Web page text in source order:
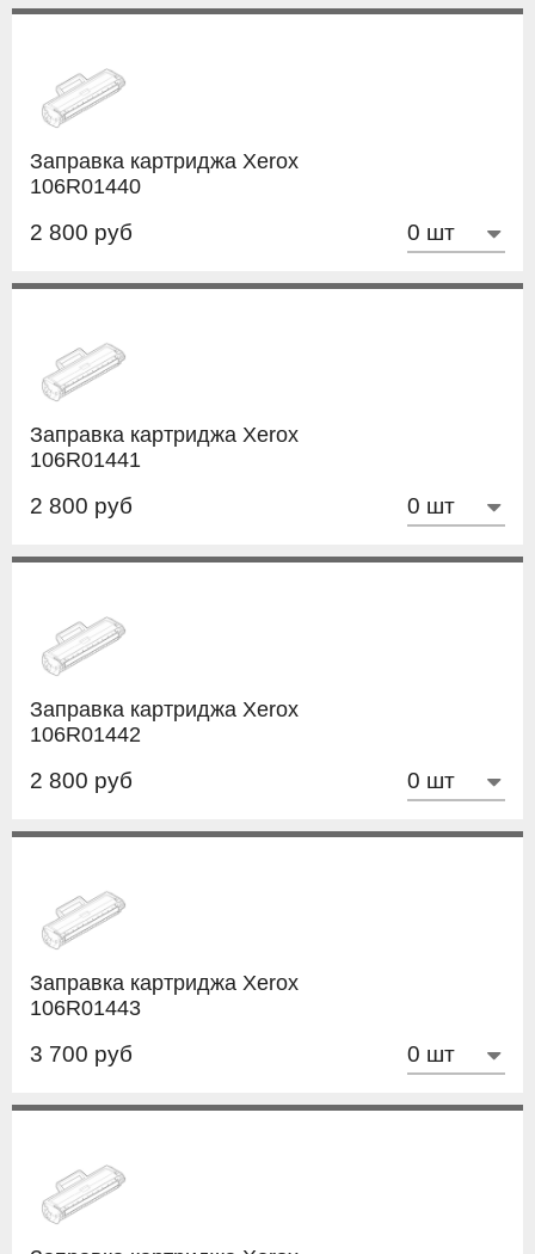
Заправка картриджа Xerox
106R01440
2 800 руб
Заправка картриджа Xerox
106R01441
2 800 руб
Заправка картриджа Xerox
106R01442
2 800 руб
Заправка картриджа Xerox
106R01443
3 700 руб